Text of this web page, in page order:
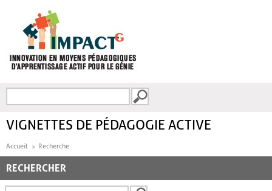
FORMULAIRE DE
VIGNETTES DE PÉDAGOGIE ACTIVE
Accueil Recherche
RECHERCHER